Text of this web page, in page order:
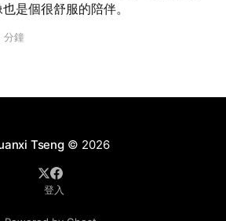
是個很舒服的陪伴。
分鐘
Tseng© 2026
登入